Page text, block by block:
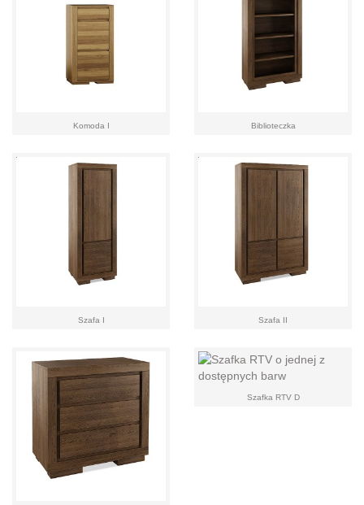
Komoda I Biblioteczka
Szafa I Szafa II
Szafka RTV D